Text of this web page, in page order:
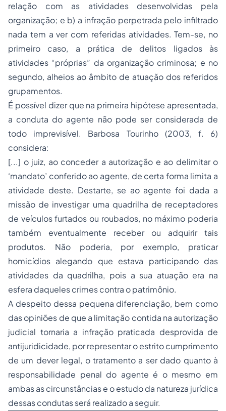
relação com as atividades desenvolvidas pela
organização; e b) a infração perpetrada pelo infiltrado
nada tem a ver com referidas atividades. Tem-se, no
primeiro caso, a prática de delitos ligados às
atividades “próprias” da organização criminosa; e no
segundo, alheios ao âmbito de atuação dos referidos
grupamentos.
É possível dizer que na primeira hipótese apresentada,
a conduta do agente não pode ser considerada de
todo imprevisível. Barbosa Tourinho (2003, f. 6)
considera:
[...] o juiz, ao conceder a autorização e ao delimitar o
‘mandato’ conferido ao agente, de certa forma limita a
atividade deste. Destarte, se ao agente foi dada a
missão de investigar uma quadrilha de receptadores
de veículos furtados ou roubados, no máximo poderia
também eventualmente receber ou adquirir tais
produtos. Não poderia, por exemplo, praticar
homicídios alegando que estava participando das
atividades da quadrilha, pois a sua atuação era na
esfera daqueles crimes contra o patrimônio.
A despeito dessa pequena diferenciação, bem como
das opiniões de que a limitação contida na autorização
judicial tornaria a infração praticada desprovida de
antijuridicidade, por representar o estrito cumprimento
de um dever legal, o tratamento a ser dado quanto à
responsabilidade penal do agente é o mesmo em
ambas as circunstâncias e o estudo da natureza jurídica
dessas condutas será realizado a seguir.